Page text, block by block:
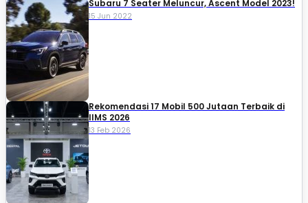
Subaru 7 Seater Meluncur, Ascent Model 2023!
15 Jun 2022
Rekomendasi 17 Mobil 500 Jutaan Terbaik di
IIMS 2026
13 Feb 2026